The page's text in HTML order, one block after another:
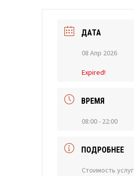
ДАТА
08 Апр 2026
Expired!
ВРЕМЯ
08:00 - 22:00
ПОДРОБНЕЕ
Стоимость услуг